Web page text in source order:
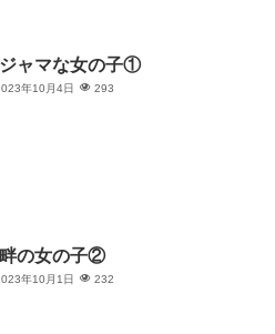
ャマな女の子①
年10月4日 293
の女の子②
年10月1日 232